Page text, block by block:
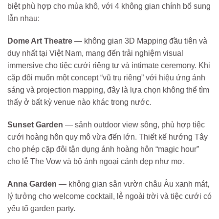
biệt phù hợp cho mùa khô, với 4 không gian chính bổ sung
lẫn nhau:
Dome Art Theatre — không gian 3D Mapping đầu tiên và
duy nhất tại Việt Nam, mang đến trải nghiệm visual
immersive cho tiệc cưới riêng tư và intimate ceremony. Khi
cặp đôi muốn một concept “vũ trụ riêng” với hiệu ứng ánh
sáng và projection mapping, đây là lựa chọn không thể tìm
thấy ở bất kỳ venue nào khác trong nước.
Sunset Garden — sảnh outdoor view sông, phù hợp tiệc
cưới hoàng hôn quy mô vừa đến lớn. Thiết kế hướng Tây
cho phép cặp đôi tận dụng ánh hoàng hôn “magic hour”
cho lễ The Vow và bộ ảnh ngoại cảnh đẹp như mơ.
Anna Garden — không gian sân vườn châu Âu xanh mát,
lý tưởng cho welcome cocktail, lễ ngoài trời và tiệc cưới có
yếu tố garden party.